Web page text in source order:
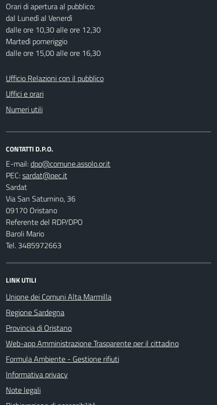
Orari di apertura al pubblico:
dal Lunedì al Venerdì
dalle ore 10,30 alle ore 12,30
Martedì pomeriggio
dalle ore 15,00 alle ore 16,30
Ufficio Relazioni con il pubblico
Uffici e orari
Numeri utili
CONTATTI D.P.O.
E-mail:
PEC:
Sardat
Via San Saturnino, 36
09170 Oristano
Referente del RDP/DPO
Baroli Mario
Tel. 3485972663
LINK UTILI
Unione dei Comuni Alta Marmilla
Regione Sardegna
Provincia di Oristano
Web-app Amministrazione Trasparente per il cittadino
Formula Ambiente - Gestione rifiuti
Informativa privacy
Note legali